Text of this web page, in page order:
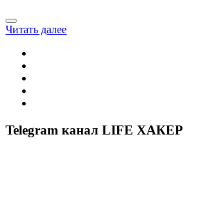
Читать далее
Telegram канал LIFE ХАКЕР